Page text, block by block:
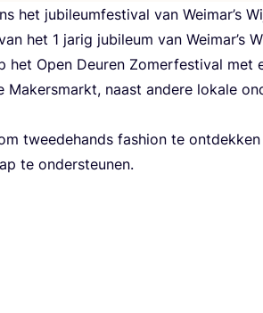
het jubi­le­um­fes­ti­val van Wei­mar’s
het 1 jarig jubi­le­um van Wei­mar’s
het Open Deu­ren Zomer­fes­ti­val met
naast ande­re loka­le
twee­de­hands fas­hi­on te
te ondersteunen.